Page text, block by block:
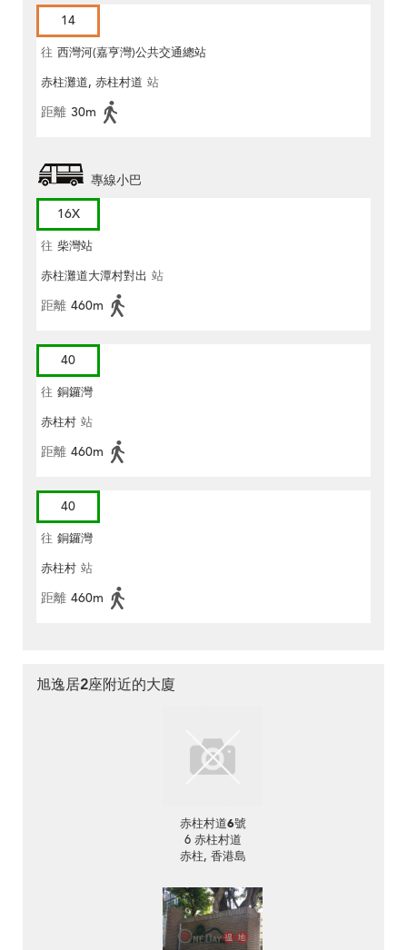
14
往 西灣河(嘉亨灣)公共交通總站
赤柱灘道, 赤柱村道 站
距離 30m
專線小巴
16X
往 柴灣站
赤柱灘道大潭村對出 站
距離 460m
40
往 銅鑼灣
赤柱村 站
距離 460m
40
往 銅鑼灣
赤柱村 站
距離 460m
旭逸居2座附近的大廈
赤柱村道6號
6 赤柱村道
赤柱, 香港島